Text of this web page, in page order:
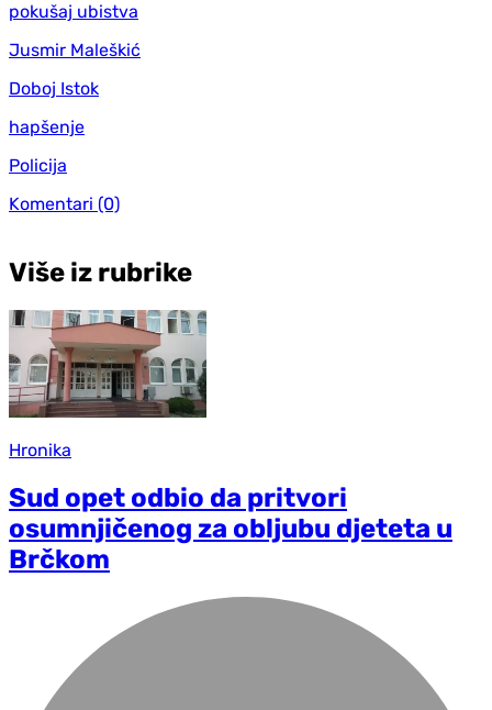
pokušaj ubistva
Jusmir Maleškić
Doboj Istok
hapšenje
Policija
Komentari (0)
Više iz rubrike
Hronika
Sud opet odbio da pritvori
osumnjičenog za obljubu djeteta u
Brčkom